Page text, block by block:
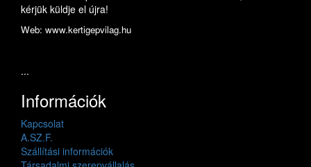
kérjük küldje el újra!
Web: www.kertigepvilag.hu
...
Információk
Kapcsolat
A.SZ.F.
Szállítási információk